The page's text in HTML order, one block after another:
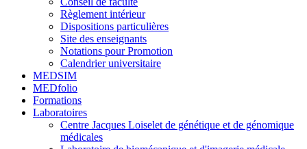
Règlement intérieur
Dispositions particulières
Site des enseignants
Notations pour Promotion
Calendrier universitaire
MEDSIM
MEDfolio
Formations
Laboratoires
Centre Jacques Loiselet de génétique et de génomique
médicales